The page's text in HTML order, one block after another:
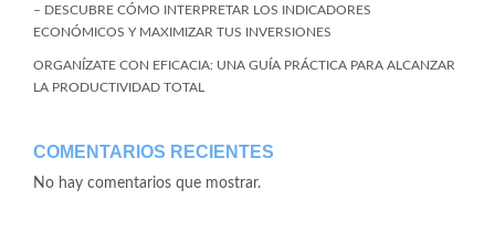
– DESCUBRE CÓMO INTERPRETAR LOS INDICADORES
ECONÓMICOS Y MAXIMIZAR TUS INVERSIONES
ORGANÍZATE CON EFICACIA: UNA GUÍA PRÁCTICA PARA ALCANZAR
LA PRODUCTIVIDAD TOTAL
COMENTARIOS RECIENTES
No hay comentarios que mostrar.